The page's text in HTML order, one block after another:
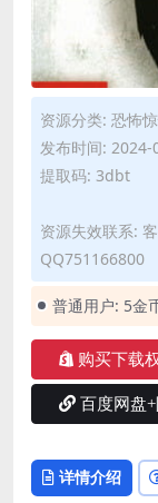
资源分类: 恐怖
发布时间: 2024-
提取码: 3dbt
资源失效联系:
QQ751166800
普通用户: 5金
购买下载
百度网盘
详情介绍